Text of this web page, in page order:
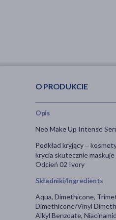
O PRODUKCIE
Opis
Neo Make Up Intense
Podkład kryjący–
krycia skutecznie
Odcień 02 Ivory
Składniki/Ingredients
Aqua, Dimethicone,
Dimethicone/Vinyl
Alkyl Benzoate,